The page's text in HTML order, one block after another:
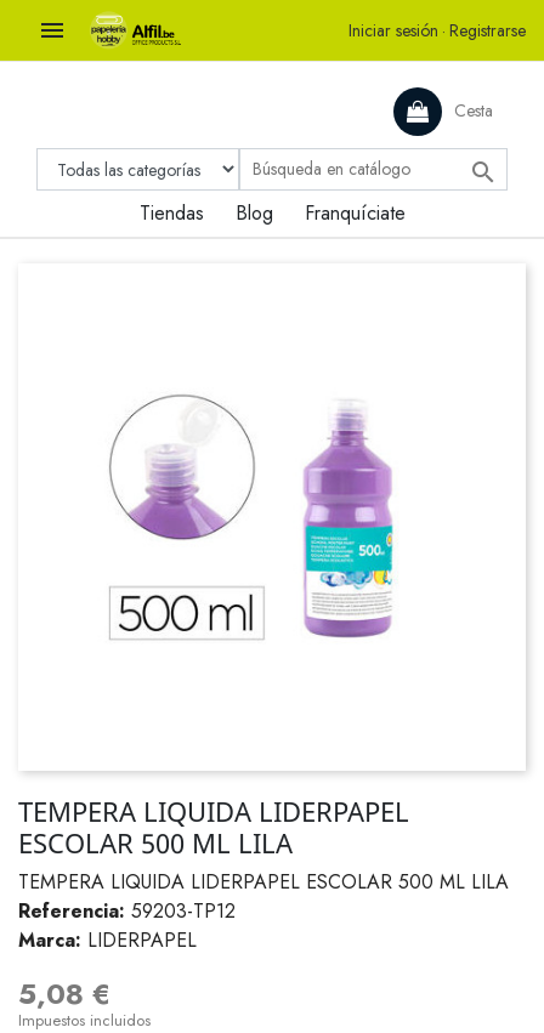
 Iniciar sesión · Registrarse
Cesta

Tiendas Blog Franquíciate
TEMPERA LIQUIDA LIDERPAPEL
ESCOLAR 500 ML LILA
TEMPERA LIQUIDA LIDERPAPEL ESCOLAR 500 ML LILA
Referencia: 59203-TP12
Marca: LIDERPAPEL
5,08 €
Impuestos incluidos